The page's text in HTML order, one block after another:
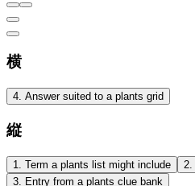
横
4. Answer suited to a plants grid
縦
1 Term a plants list might include 2
3 Entry from a plants clue bank